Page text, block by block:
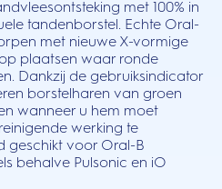
met 100% in
tandenborstel. Echte Oral-
met nieuwe X-vormige
plaatsen waar ronde
Dankzij de gebruiksindicator
borstelharen van groen
wanneer u hem moet
werking te
geschikt voor Oral-B
behalve Pulsonic en iO